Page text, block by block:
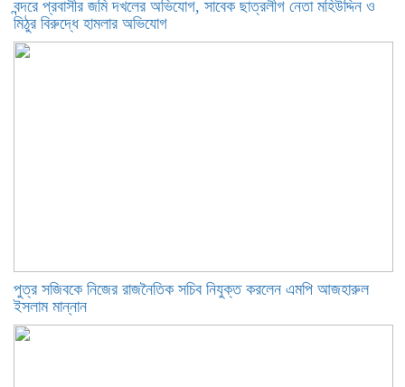
বন্দরে প্রবাসীর জমি দখলের অভিযোগ, সাবেক ছাত্রলীগ নেতা মহিউদ্দিন ও
মিঠুর বিরুদ্ধে হামলার অভিযোগ
পুত্র সজিবকে নিজের রাজনৈতিক সচিব নিযুক্ত করলেন এমপি আজহারুল
ইসলাম মান্নান